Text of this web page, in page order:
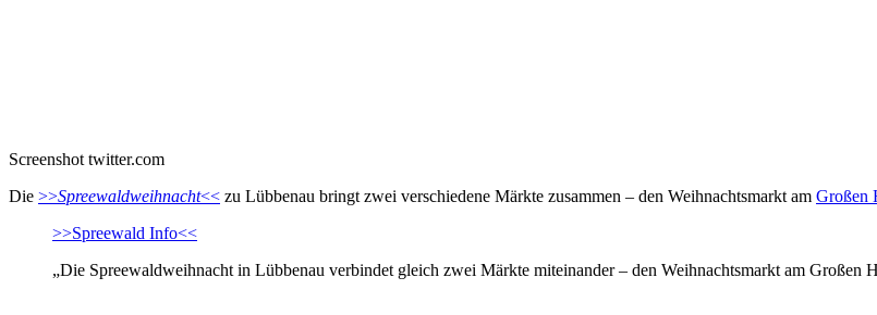
Screenshot twitter.com
Die >>Spreewaldweihnacht<< zu Lübbenau bringt zwei verschiedene Märkte zusammen – den Weihnachtsmarkt am Großen
>>Spreewald Info<<
„Die Spreewaldweihnacht in Lübbenau verbindet gleich zwei Märkte miteinander – den Weihnachtsmarkt am Großen